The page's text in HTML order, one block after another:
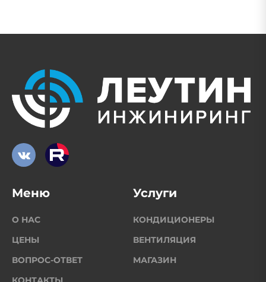
Меню
О НАС
ЦЕНЫ
ВОПРОС-ОТВЕТ
Услуги
КОНДИЦИОНЕРЫ
ВЕНТИЛЯЦИЯ
МАГАЗИН